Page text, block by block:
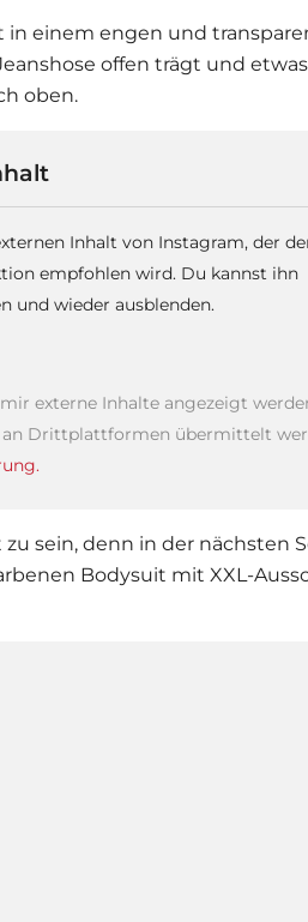
in einem engen und
offen trägt und
oben.
Inhalt von Instagram, der
empfohlen wird. Du kannst ihn
und wieder ausblenden.
externe Inhalte angezeigt
an Drittplattformen übermittelt
sein, denn in der nächsten
Bodysuit mit XXL-